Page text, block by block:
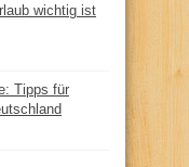
wichtig ist
Tipps für